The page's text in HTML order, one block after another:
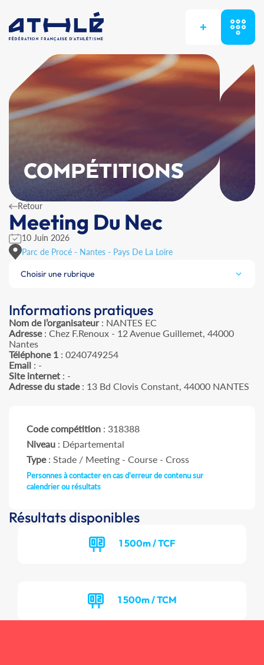
+
COMPÉTITIONS
Retour
Meeting Du Nec
10 Juin 2026
Parc de Procé - Nantes - Pays De La Loire
Choisir une rubrique
Informations pratiques
Nom de l’organisateur: NANTES EC
Adresse: Chez F.Renoux - 12 Avenue Guillemet, 44000
Nantes
Téléphone 1 : 0240749254
Email : -
Site internet : -
Adresse du stade: 13 Bd Clovis Constant, 44000 NANTES
Code compétition : 318388
Niveau : Départemental
Type: Stade / Meeting - Course - Cross
Personnes à contacter en cas d'erreur de contenu sur
calendrier ou résultats
Résultats disponibles
1 500m / TCF
1 500m / TCM